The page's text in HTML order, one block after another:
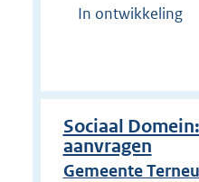
In ontwikkeling
Sociaal
aanvragen
Gemeente